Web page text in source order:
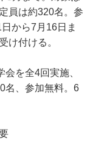
員は約320名。参
から7月16日ま
け付ける。
を全4回実施、
名、参加無料。6